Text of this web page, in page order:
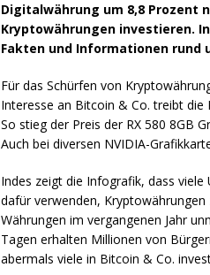
Digitalwährung um 8,8 Prozent
Kryptowährungen investieren.
Fakten und Informationen rund
Für das Schürfen von
Interesse an Bitcoin & Co. treibt die
So stieg der Preis der RX 580 8GB
Auch bei diversen NVIDIA-
Indes zeigt die Infografik, dass viele
dafür verwenden,
Währungen im vergangenen Jahr
Tagen erhalten Millionen von
abermals viele in Bitcoin & Co.